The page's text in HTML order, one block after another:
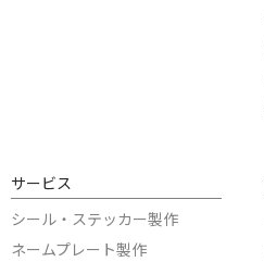
サービス
シール・ステッカー製作
ネームプレート製作